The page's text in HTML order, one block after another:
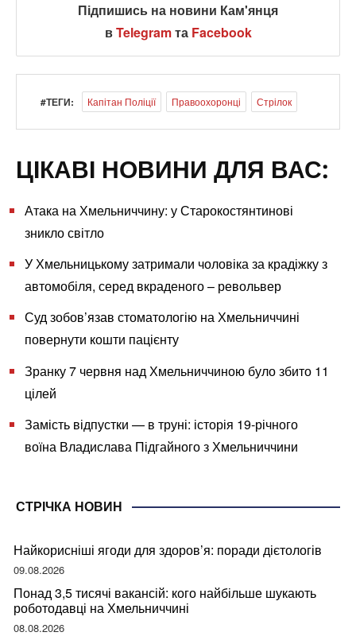
Підпишись на новини Кам'янця
вTelegramта Facebook
#ТЕГИ: Капітан Поліції Правоохоронці Стрілок
ЦІКАВІ НОВИНИ ДЛЯ ВАС:
Атака на Хмельниччину: у Старокостянтинові
зникло світло
У Хмельницькому затримали чоловіка за крадіжку з
автомобіля, серед вкраденого – револьвер
Суд зобов’язав стоматологію на Хмельниччині
повернути кошти пацієнту
Зранку 7 червня над Хмельниччиною було збито 11
цілей
Замість відпустки — в труні: історія 19-річного
воїна Владислава Підгайного з Хмельниччини
СТРІЧКА НОВИН
Найкорисніші ягоди для здоров’я: поради дієтологів
09.08.2026
Понад 3,5 тисячі вакансій: кого найбільше шукають
роботодавці на Хмельниччині
08.08.2026